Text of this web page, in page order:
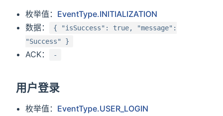
枚举值： EventType.INITIALIZATION
数据：
{ "isSuccess": true, "message":
"Success" }
ACK： -
用户登录
枚举值： EventType.USER_LOGIN